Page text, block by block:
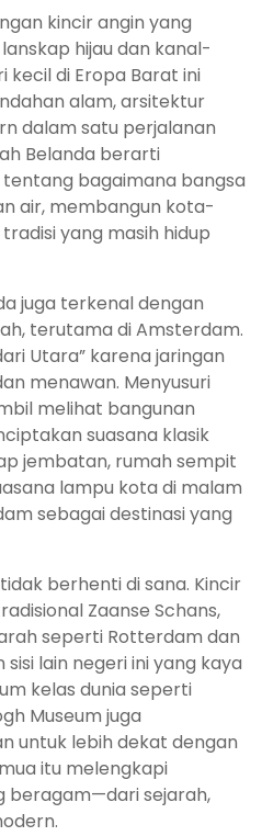
kincir angin yang
hijau dan kanal-
kecil di Eropa Barat ini
alam, arsitektur
dalam satu perjalanan
Belanda berarti
bagaimana bangsa
air, membangun kota-
yang masih hidup
juga terkenal dengan
terutama di Amsterdam.
Utara” karena jaringan
menawan. Menyusuri
melihat bangunan
suasana klasik
jembatan, rumah sempit
lampu kota di malam
sebagai destinasi yang
berhenti di sana. Kincir
Zaanse Schans,
seperti Rotterdam dan
lain negeri ini yang kaya
kelas dunia seperti
Museum juga
untuk lebih dekat dengan
itu melengkapi
beragam—dari sejarah,